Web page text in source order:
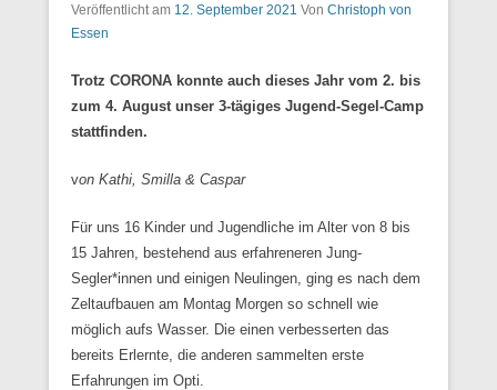
Veröffentlicht am 12. September 2021 Von Christoph von
Essen
Trotz CORONA konnte auch dieses Jahr vom 2. bis
zum 4. August unser 3-tägiges Jugend-Segel-Camp
stattfinden.
von Kathi, Smilla & Caspar
Für uns 16 Kinder und Jugendliche im Alter von 8 bis
15 Jahren, bestehend aus erfahreneren Jung-
Segler*innen und einigen Neulingen, ging es nach dem
Zeltaufbauen am Montag Morgen so schnell wie
möglich aufs Wasser. Die einen verbesserten das
bereits Erlernte, die anderen sammelten erste
Erfahrungen im Opti.